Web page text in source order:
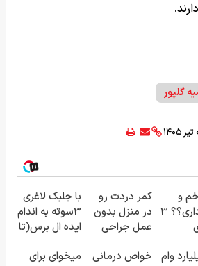
گلپور
و
بخیه داری؟؟ 3
کمر دردت رو
در منزل بدون
عمل جراحی
پرسش‌نامه ▶
با جلبک لاغری
3سوته به اندام
ایده ال برس(تا
ویژه)
وام
خواص درمانی
میخوای برای